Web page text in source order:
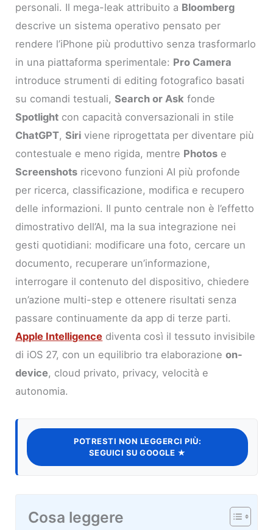
personali. Il mega-leak attribuito a Bloomberg
descrive un sistema operativo pensato per
rendere l’iPhone più produttivo senza trasformarlo
in una piattaforma sperimentale: Pro Camera
introduce strumenti di editing fotografico basati
su comandi testuali,Search or Ask fonde
Spotlight con capacità conversazionali in stile
ChatGPT,Siri viene riprogettata per diventare più
contestuale e meno rigida, mentre Photos e
Screenshots ricevono funzioni AI più profonde
per ricerca, classificazione, modifica e recupero
delle informazioni. Il punto centrale non è l’effetto
dimostrativo dell’AI, ma la sua integrazione nei
gesti quotidiani: modificare una foto, cercare un
documento, recuperare un’informazione,
interrogare il contenuto del dispositivo, chiedere
un’azione multi-step e ottenere risultati senza
passare continuamente da app di terze parti.
Apple Intelligence diventa così il tessuto invisibile
di iOS 27, con un equilibrio tra elaborazioneon-
device, cloud privato, privacy, velocità e
autonomia.
POTRESTI NON LEGGERCI PIÙ:
SEGUICI SU GOOGLE ★
Cosa leggere